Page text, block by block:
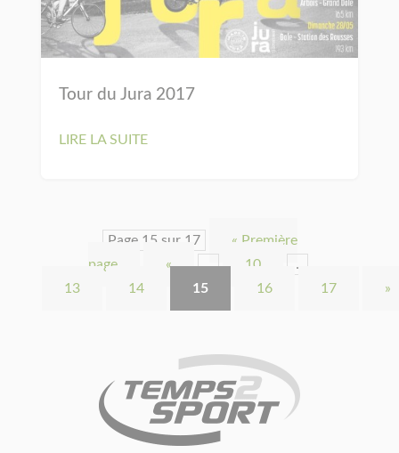
Tour du Jura 2017
LIRE LA SUITE
Page 15 sur 17
« Première
page
« … 10
…
13
14 15 16 17 »